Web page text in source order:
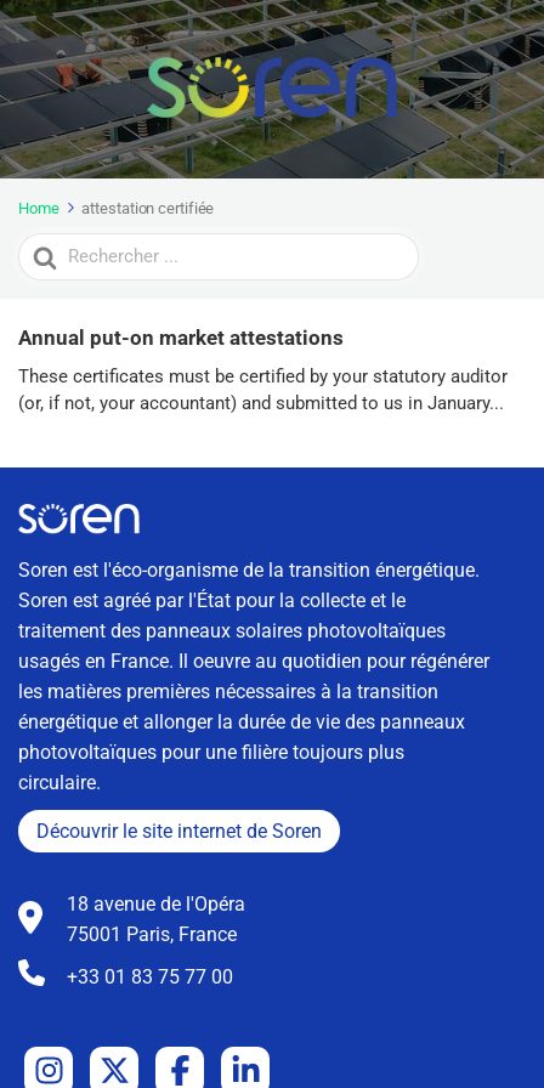
Home attestation certifiée
Search
For
Annual put-on market attestations
These certificates must be certified by your statutory auditor
(or, if not, your accountant) and submitted to us in January...
Soren est l'éco-organisme de la transition énergétique.
Soren est agréé par l'État pour la collecte et le
traitement des panneaux solaires photovoltaïques
usagés en France. Il oeuvre au quotidien pour régénérer
les matières premières nécessaires à la transition
énergétique et allonger la durée de vie des panneaux
photovoltaïques pour une filière toujours plus
circulaire.
Découvrir le site internet de Soren
18 avenue de l'Opéra
75001 Paris, France
+33 01 83 75 77 00